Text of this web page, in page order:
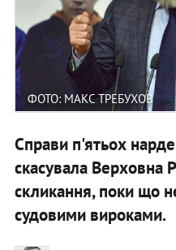
ФОТО: МАКС ТРЕБУХОВ
Справи п'ятьох
скасувала Верховна
скликання, поки що
судовими вироками.